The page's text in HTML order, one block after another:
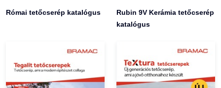
Római tetőcserép katalógus
Rubin 9V Kerámia tetőcserép
katalógus